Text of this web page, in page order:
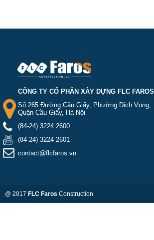
CÔNG TY CỔ PHẦN XÂY DỰNG FLC FAROS
Số 265 Đường Cầu Giấy, Phường Dịch Vọng,
Quận Cầu Giấy, Hà Nội
(84-24) 3224 2600
(84-24) 3224 2601
contact@flcfaros.vn
@ 2017 FLC Faros Construction